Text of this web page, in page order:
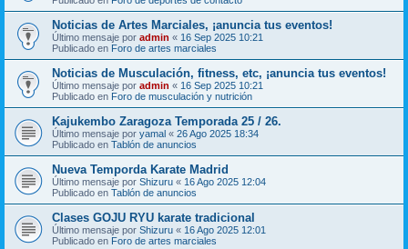
Noticias de Artes Marciales, ¡anuncia tus eventos!
Último mensaje por admin « 16 Sep 2025 10:21
Publicado en Foro de artes marciales
Noticias de Musculación, fitness, etc, ¡anuncia tus eventos!
Último mensaje por admin « 16 Sep 2025 10:21
Publicado en Foro de musculación y nutrición
Kajukembo Zaragoza Temporada 25 / 26.
Último mensaje por yamal « 26 Ago 2025 18:34
Publicado en Tablón de anuncios
Nueva Temporda Karate Madrid
Último mensaje por Shizuru « 16 Ago 2025 12:04
Publicado en Tablón de anuncios
Clases GOJU RYU karate tradicional
Último mensaje por Shizuru « 16 Ago 2025 12:01
Publicado en Foro de artes marciales